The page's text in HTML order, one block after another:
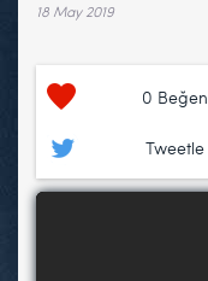
18 May 2019
0 Beğen
Tweetle